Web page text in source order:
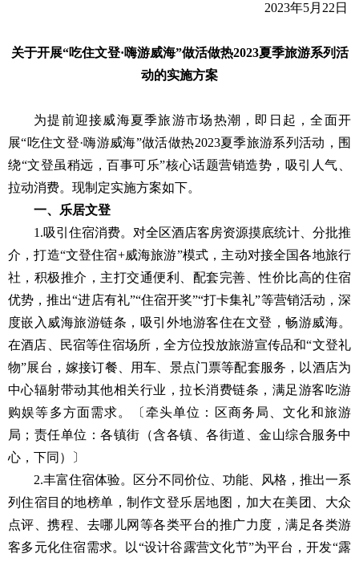
2023年5月22日
关于开展“吃住文登·嗨游威海”做活做热2023夏季旅游系列活
动的实施方案
为提前迎接威海夏季旅游市场热潮，即日起，全面开
展“吃住文登·嗨游威海”做活做热2023夏季旅游系列活动，围
绕“文登虽稍远，百事可乐”核心话题营销造势，吸引人气、
拉动消费。现制定实施方案如下。
一、乐居文登
1.吸引住宿消费。对全区酒店客房资源摸底统计、分批推
介，打造“文登住宿+威海旅游”模式，主动对接全国各地旅行
社，积极推介，主打交通便利、配套完善、性价比高的住宿
优势，推出“进店有礼”“住宿开奖”“打卡集礼”等营销活动，深
度嵌入威海旅游链条，吸引外地游客住在文登，畅游威海。
在酒店、民宿等住宿场所，全方位投放旅游宣传品和“文登礼
物”展台，嫁接订餐、用车、景点门票等配套服务，以酒店为
中心辐射带动其他相关行业，拉长消费链条，满足游客吃游
购娱等多方面需求。〔牵头单位：区商务局、文化和旅游
局；责任单位：各镇街（含各镇、各街道、金山综合服务中
心，下同）〕
2.丰富住宿体验。区分不同价位、功能、风格，推出一系
列住宿目的地榜单，制作文登乐居地图，加大在美团、大众
点评、携程、去哪儿网等各类平台的推广力度，满足各类游
客多元化住宿需求。以“设计谷露营文化节”为平台，开发“露